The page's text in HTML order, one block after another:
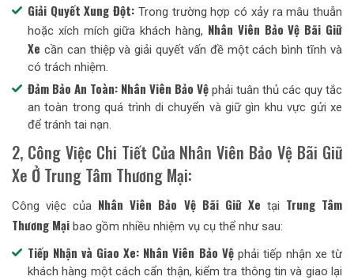
Giải Quyết Xung Đột: Trong trường hợp có xảy ra mâu thuẫn
hoặc xích mích giữa khách hàng, Nhân Viên Bảo Vệ Bãi Giữ
Xe cần can thiệp và giải quyết vấn đề một cách bình tĩnh và
có trách nhiệm.
Đảm Bảo An Toàn: Nhân Viên Bảo Vệ phải tuân thủ các quy tắc
an toàn trong quá trình di chuyển và giữ gìn khu vực gửi xe
để tránh tai nạn.
2, Công Việc Chi Tiết Của Nhân Viên Bảo Vệ Bãi Giữ
Xe Ở Trung Tâm Thương Mại:
Công việc của Nhân Viên Bảo Vệ Bãi Giữ Xe tại Trung Tâm
Thương Mại bao gồm nhiều nhiệm vụ cụ thể như sau:
Tiếp Nhận và Giao Xe: Nhân Viên Bảo Vệphải tiếp nhận xe từ
khách hàng một cách cẩn thận, kiểm tra thông tin và giao lại